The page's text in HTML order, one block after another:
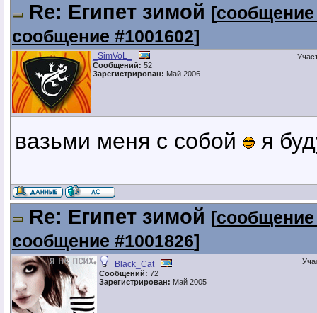
Re: Египет зимой [сообщение
сообщение #1001602]
_SimVoL_
Сообщений: 52
Зарегистрирован: Май 2006
вазьми меня с собой я
Re: Египет зимой [сообщение
сообщение #1001826]
Black_Cat
Сообщений: 72
Зарегистрирован: Май 2005